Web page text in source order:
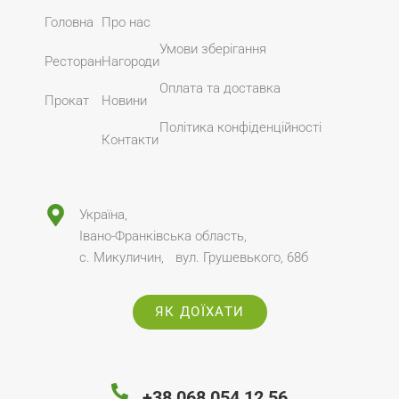
Головна
Ресторан
Прокат
Про нас
Нагороди
Новини
Контакти
Умови зберігання
Оплата та доставка
Політика конфіденційності
Україна,
Івано-Франківська область,
с. Микуличин, вул. Грушевького, 68б
ЯК ДОЇХАТИ